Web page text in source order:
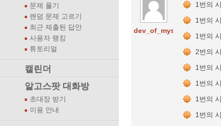
문제 풀기
랜덤 문제 고르기
최근 제출된 답안
사용자 랭킹
튜토리얼
캘린더
알고스팟 대화방
초대장 받기
이용 안내
dev_of_mystery
1번의
1번의
1번의
2번의
1번의
1번의
1번의
1번의